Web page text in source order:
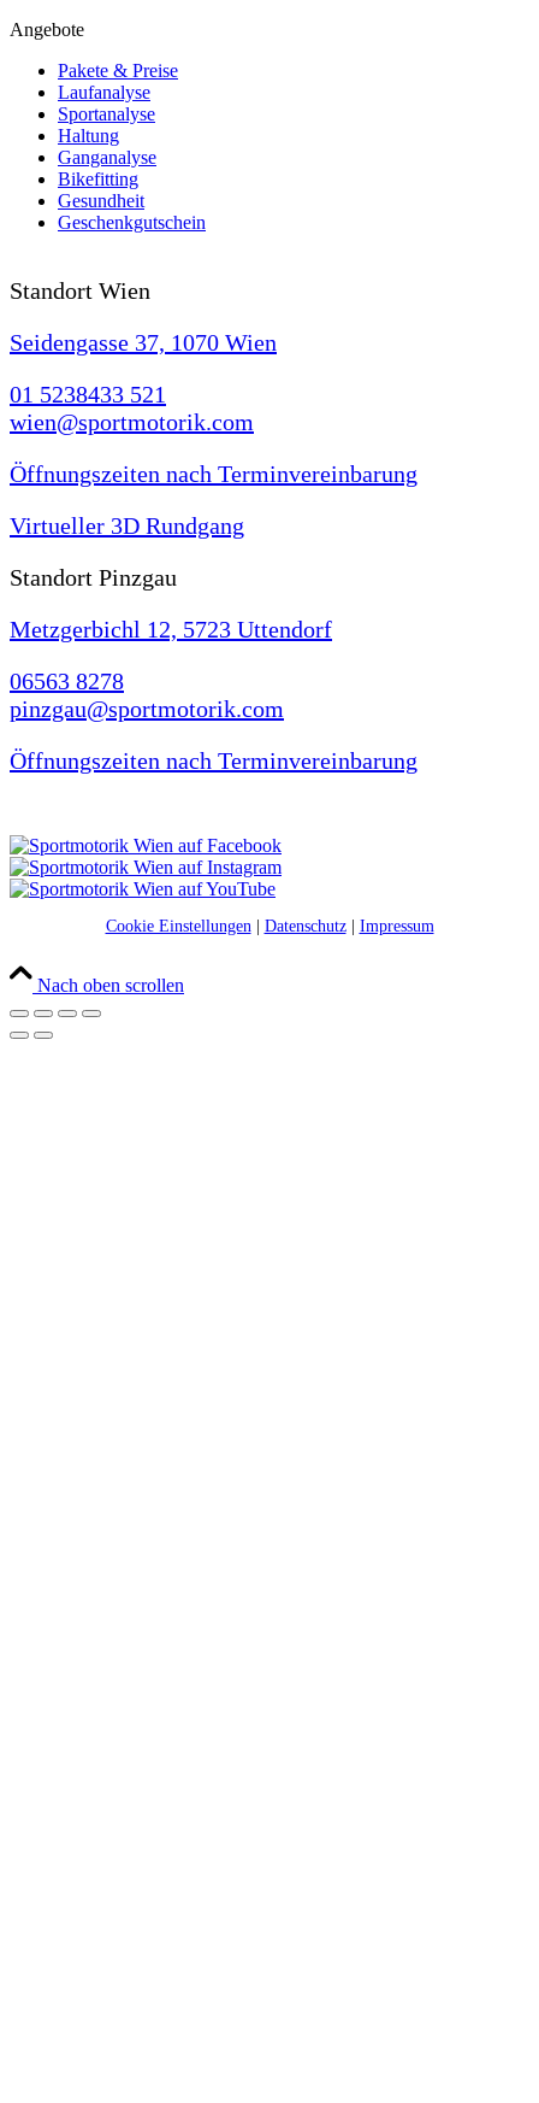
Angebote
Pakete & Preise
Laufanalyse
Sportanalyse
Haltung
Ganganalyse
Bikefitting
Gesundheit
Geschenkgutschein
Standort Wien
Seidengasse 37, 1070 Wien
01 5238433 521
wien@sportmotorik.com
Öffnungszeiten nach Terminvereinbarung
Virtueller 3D Rundgang
Standort Pinzgau
Metzgerbichl 12, 5723 Uttendorf
06563 8278
pinzgau@sportmotorik.com
Öffnungszeiten nach Terminvereinbarung
Cookie Einstellungen| Datenschutz| Impressum
Nach oben scrollen